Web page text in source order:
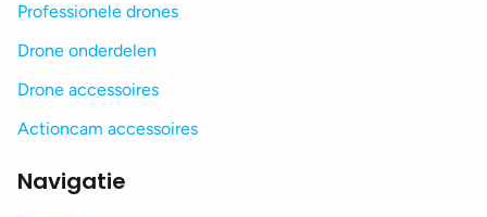
Professionele drones
Drone onderdelen
Drone accessoires
Actioncam accessoires
Navigatie